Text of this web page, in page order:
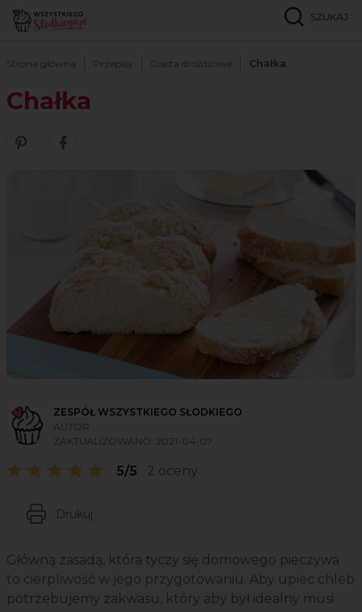
SZUKAJ
Strona główna Przepisy Ciasta drożdżowe Chałka
Chałka
Zobacz nasze piny w serwisie Pinterest
Udostępnij ten przepis w serwisie Facebook
ZESPÓŁ WSZYSTKIEGO SŁODKIEGO
AUTOR
ZAKTUALIZOWANO: 2021-04-07
5/5 2 oceny
Drukuj
Główną zasadą, która tyczy się domowego pieczywa
to cierpliwość w jego przygotowaniu. Aby upiec chleb
potrzebujemy zakwasu, który aby był idealny musi